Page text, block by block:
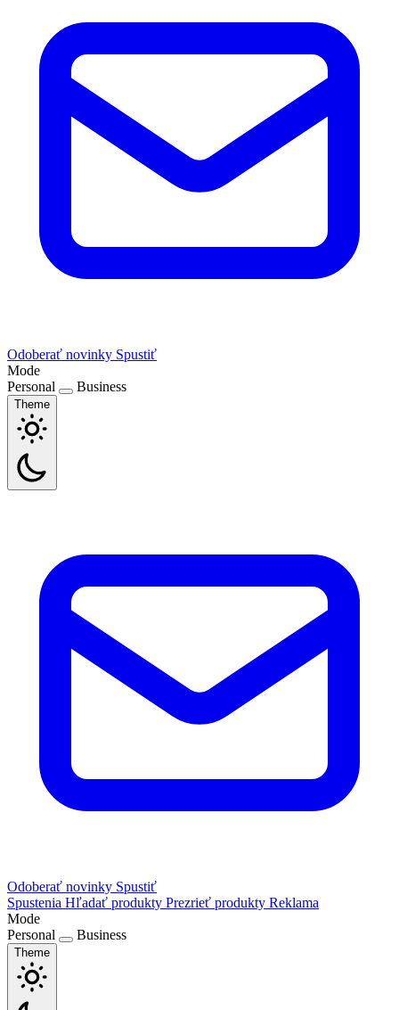
Odoberať novinky Spustiť
Mode
Personal
Business
Theme
Odoberať novinky Spustiť
Spustenia Hľadať produkty Prezrieť produkty Reklama
Mode
Personal
Business
Theme